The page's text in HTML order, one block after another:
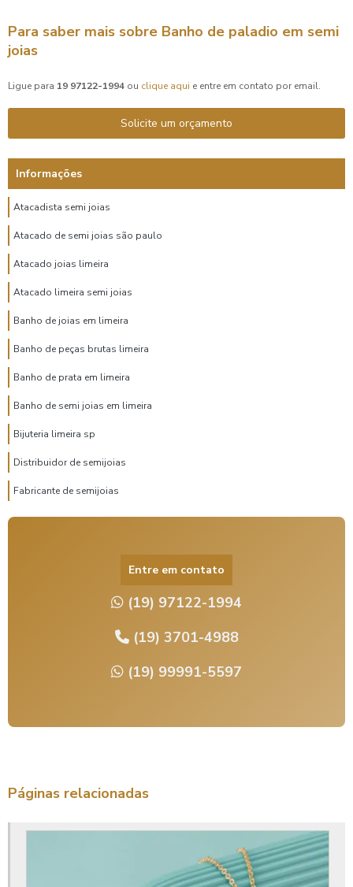
Para saber mais sobre Banho de paladio em semi
joias
Ligue para 19 97122-1994 ou clique aqui e entre em contato por email.
Solicite um orçamento
Informações
Atacadista semi joias
Atacado de semi joias são paulo
Atacado joias limeira
Atacado limeira semi joias
Banho de joias em limeira
Banho de peças brutas limeira
Banho de prata em limeira
Banho de semi joias em limeira
Bijuteria limeira sp
Distribuidor de semijoias
Fabricante de semijoias
Fabricante semijoias atacado
Fornecedor de semijoias limeira
Fornecedores de semi joias em limeira
Galvanoplastia banho de ouro
Limeira semi joias
Limeira semijoias atacado
Entre em contato
(19) 97122-1994
(19) 3701-4988
(19) 99991-5597
Páginas relacionadas